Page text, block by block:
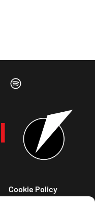
Cookie Policy